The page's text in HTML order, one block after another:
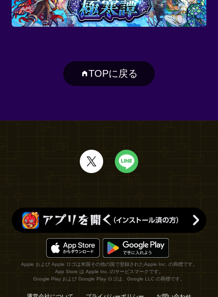
TOPに戻る
Apple および Apple ロゴは米国その他の国で登録されたApple Inc. の商標です。
App Store は Apple Inc. のサービスマークです。
Google Play および Google Play ロゴは、Google LLC の商標です。